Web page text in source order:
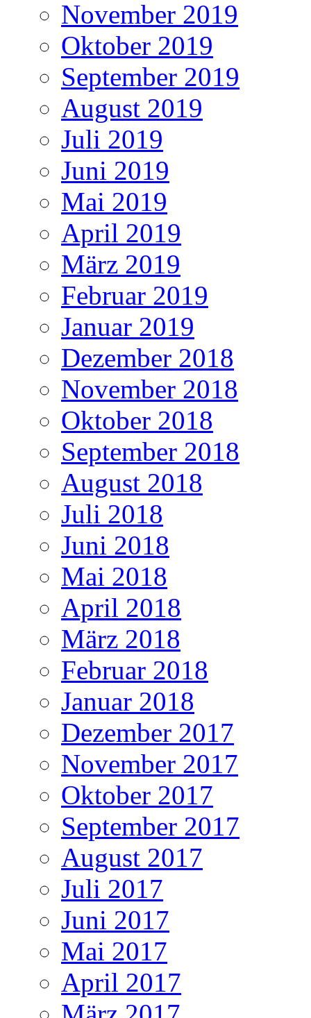
November 2019
Oktober 2019
September 2019
August 2019
Juli 2019
Juni 2019
Mai 2019
April 2019
März 2019
Februar 2019
Januar 2019
Dezember 2018
November 2018
Oktober 2018
September 2018
August 2018
Juli 2018
Juni 2018
Mai 2018
April 2018
März 2018
Februar 2018
Januar 2018
Dezember 2017
November 2017
Oktober 2017
September 2017
August 2017
Juli 2017
Juni 2017
Mai 2017
April 2017